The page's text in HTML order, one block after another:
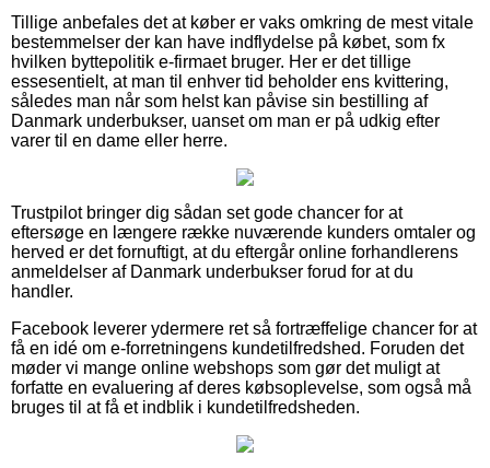
Tillige anbefales det at køber er vaks omkring de mest vitale
bestemmelser der kan have indflydelse på købet, som fx
hvilken byttepolitik e-firmaet bruger. Her er det tillige
essesentielt, at man til enhver tid beholder ens kvittering,
således man når som helst kan påvise sin bestilling af
Danmark underbukser, uanset om man er på udkig efter
varer til en dame eller herre.
Trustpilot bringer dig sådan set gode chancer for at
eftersøge en længere række nuværende kunders omtaler og
herved er det fornuftigt, at du eftergår online forhandlerens
anmeldelser af Danmark underbukser forud for at du
handler.
Facebook leverer ydermere ret så fortræffelige chancer for at
få en idé om e-forretningens kundetilfredshed. Foruden det
møder vi mange online webshops som gør det muligt at
forfatte en evaluering af deres købsoplevelse, som også må
bruges til at få et indblik i kundetilfredsheden.